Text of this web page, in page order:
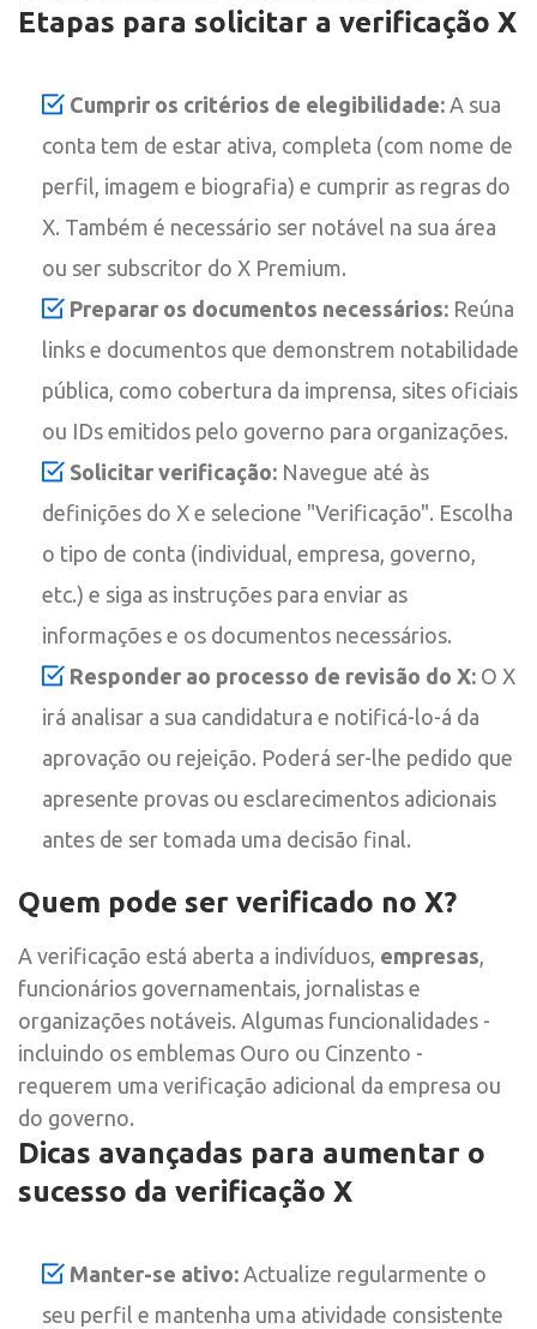
Etapas para solicitar a verificação X
Cumprir os critérios de elegibilidade: A sua
conta tem de estar ativa, completa (com nome de
perfil, imagem e biografia) e cumprir as regras do
X. Também é necessário ser notável na sua área
ou ser subscritor do X Premium.
Preparar os documentos necessários: Reúna
links e documentos que demonstrem notabilidade
pública, como cobertura da imprensa, sites oficiais
ou IDs emitidos pelo governo para organizações.
Solicitar verificação: Navegue até às
definições do X e selecione "Verificação". Escolha
o tipo de conta (individual, empresa, governo,
etc.) e siga as instruções para enviar as
informações e os documentos necessários.
Responder ao processo de revisão do X: O X
irá analisar a sua candidatura e notificá-lo-á da
aprovação ou rejeição. Poderá ser-lhe pedido que
apresente provas ou esclarecimentos adicionais
antes de ser tomada uma decisão final.
Quem pode ser verificado no X?
A verificação está aberta a indivíduos, empresas
funcionários governamentais, jornalistas e
organizações notáveis. Algumas funcionalidades -
incluindo os emblemas Ouro ou Cinzento -
requerem uma verificação adicional da empresa ou
do governo.
Dicas avançadas para aumentar o
sucesso da verificação X
Manter-se ativo: Actualize regularmente o
seu perfil e mantenha uma atividade consistente